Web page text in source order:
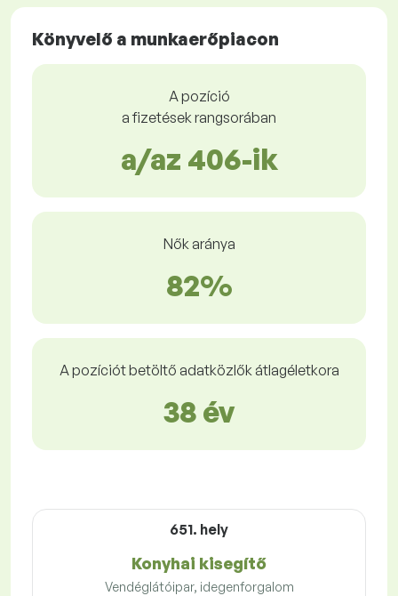
Könyvelő a munkaerőpiacon
A pozíció
a fizetések rangsorában
a/az 406-ik
Nők aránya
82%
A pozíciót betöltő adatközlők átlagéletkora
38 év
651. hely
Konyhai kisegítő
Vendéglátóipar, idegenforgalom